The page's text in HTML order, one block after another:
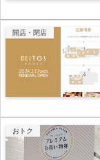
開店・閉店
おトク